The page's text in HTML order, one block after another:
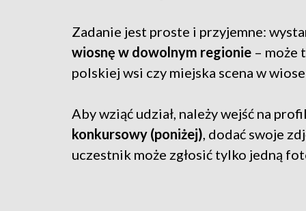
Zadanie jest proste i przyjemne:
wiosnę w dowolnym regionie – może
polskiej wsi czy miejska scena w
Aby wziąć udział, należy wejść na
konkursowy (poniżej), dodać swoje
uczestnik może zgłosić tylko jedną